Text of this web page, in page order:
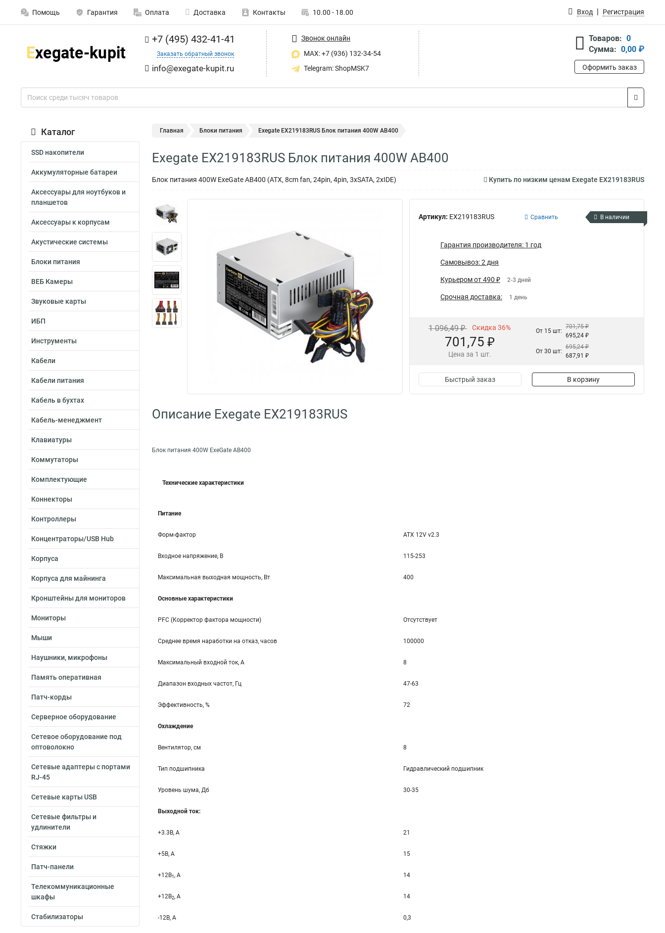
Помощь Гарантия Оплата Доставка Контакты 10.00 - 18.00 Вход Регистрация
+7 (495) 432-41-41
Заказать обратный звонок
info@exegate-kupit.ru
Звонок онлайн
MAX: +7 (936) 132-34-54
Telegram: ShopMSK7
Товаров: 0
Сумма: 0,00 ₽
Оформить заказ
Каталог
SSD накопители
Аккумуляторные батареи
Аксессуары для ноутбуков и
планшетов
Аксессуары к корпусам
Акустические системы
Блоки питания
ВЕБ Камеры
Звуковые карты
ИБП
Инструменты
Кабели
Кабели питания
Кабель в бухтах
Кабель-менеджмент
Клавиатуры
Коммутаторы
Комплектующие
Коннекторы
Контроллеры
Концентраторы/USB Hub
Корпуса
Корпуса для майнинга
Кронштейны для мониторов
Мониторы
Мыши
Наушники, микрофоны
Память оперативная
Патч-корды
Серверное оборудование
Сетевое оборудование под
оптоволокно
Сетевые адаптеры с портами
RJ-45
Сетевые карты USB
Сетевые фильтры и
удлинители
Стяжки
Патч-панели
Телекоммуникационные
шкафы
Стабилизаторы
Главная Блоки питания Exegate EX219183RUS Блок питания 400W AB400
Exegate EX219183RUS Блок питания 400W AB400
Блок питания 400W ExeGate AB400 (ATX, 8cm fan, 24pin, 4pin, 3xSATA, 2xIDE) Купить по низким ценам Exegate EX219183RUS
Артикул: EX219183RUS Сравнить В наличии
Гарантия производителя: 1 год
Самовывоз: 2 дня
Курьером от 490 ₽ 2-3 дней
Срочная доставка: 1 день
1 096,49 ₽ Скидка 36%
701,75 ₽
Цена за 1 шт.
От 15 шт:
701,75 ₽
695,24 ₽
От 30 шт:
695,24 ₽
687,91 ₽
Быстрый заказ В корзину
Описание Exegate EX219183RUS
Блок питания 400W ExeGate AB400
Технические характеристики
Питание
Форм-фактор ATX 12V v2.3
Входное напряжение, В 115-253
Максимальная выходная мощность, Вт 400
Основные характеристики
PFC (Корректор фактора мощности) Отсутствует
Среднее время наработки на отказ, часов 100000
Максимальный входной ток, А 8
Диапазон входных частот, Гц 47-63
Эффективность, % 72
Охлаждение
Вентилятор, см 8
Тип подшипника Гидравлический подшипник
Уровень шума, Дб 30-35
Выходной ток:
+3.3B, А 21
+5B, А 15
+12B1 , A 14
+12B2, A 14
-12B, A 0,3